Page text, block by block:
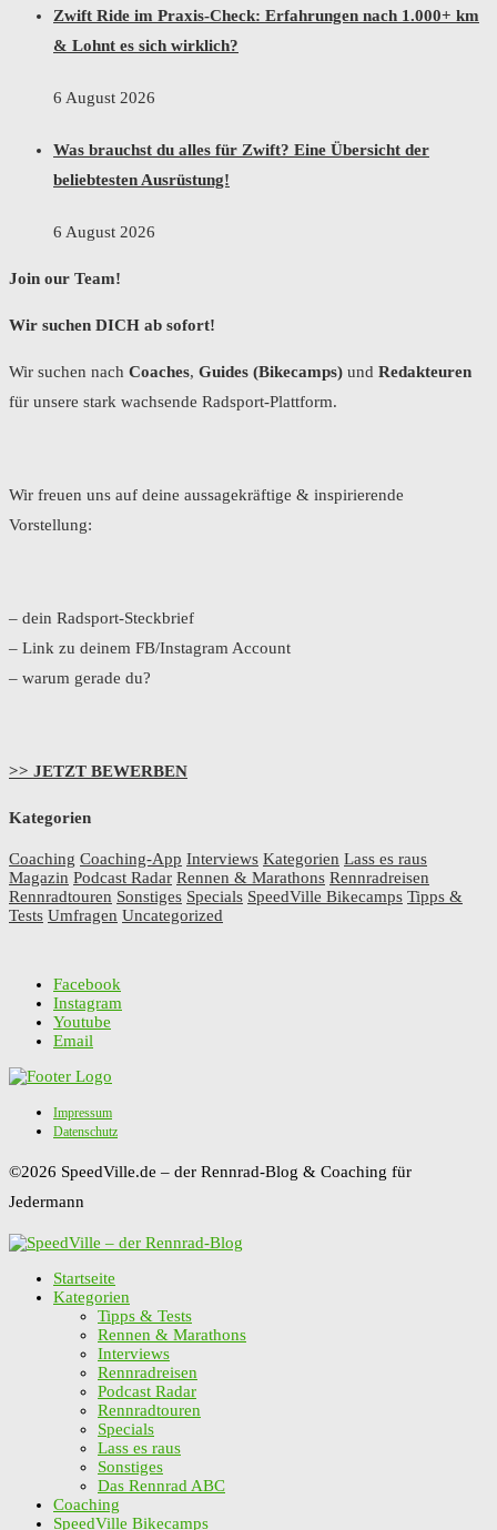
Zwift Ride im Praxis-Check: Erfahrungen nach 1.000+ km
& Lohnt es sich wirklich?
6 August 2026
Was brauchst du alles für Zwift? Eine Übersicht der
beliebtesten Ausrüstung!
6 August 2026
Join our Team!
Wir suchen DICH ab sofort!
Wir suchen nach Coaches, Guides (Bikecamps) und Redakteuren
für unsere stark wachsende Radsport-Plattform.
Wir freuen uns auf deine aussagekräftige & inspirierende
Vorstellung:
– dein Radsport-Steckbrief
– Link zu deinem FB/Instagram Account
– warum gerade du?
>> JETZT BEWERBEN
Kategorien
Coaching Coaching-App Interviews Kategorien Lass es raus
Magazin Podcast Radar Rennen & Marathons Rennradreisen
Rennradtouren Sonstiges Specials SpeedVille Bikecamps Tipps &
Tests Umfragen Uncategorized
Facebook
Instagram
Youtube
Email
Impressum
Datenschutz
©2026 SpeedVille.de – der Rennrad-Blog & Coaching für
Jedermann
Startseite
Kategorien
Tipps & Tests
Rennen & Marathons
Interviews
Rennradreisen
Podcast Radar
Rennradtouren
Specials
Lass es raus
Sonstiges
Das Rennrad ABC
Coaching
SpeedVille Bikecamps